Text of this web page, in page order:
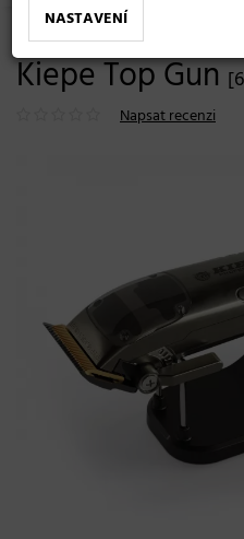
Profesionální
Kiepe Top Gun
Napsat recenzi
NASTAVENÍ